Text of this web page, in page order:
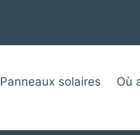
Panneaux solaires Où